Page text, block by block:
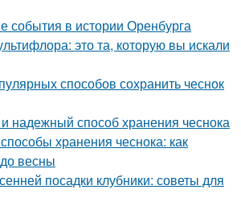
события в истории Оренбурга
это та, которую вы искали
способов сохранить чеснок
надежный способ хранения чеснока
хранения чеснока: как
весны
посадки клубники: советы для